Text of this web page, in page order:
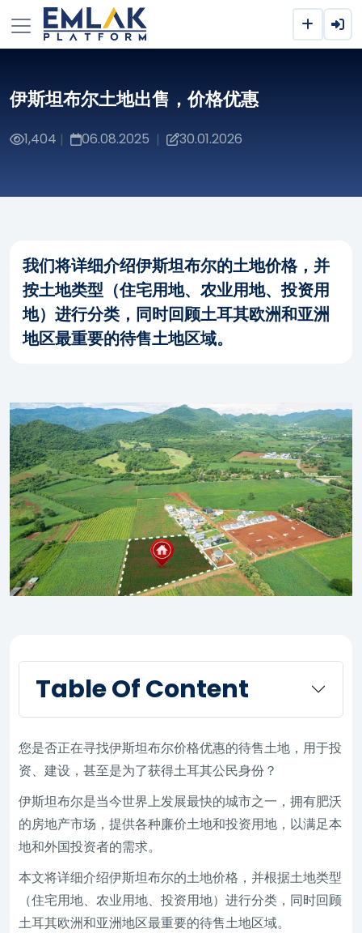
伊斯坦布尔土地出售，价格优惠
1,404 | 06.08.2025 | 30.01.2026
我们将详细介绍伊斯坦布尔的土地价格，并
按土地类型（住宅用地、农业用地、投资用
地）进行分类，同时回顾土耳其欧洲和亚洲
地区最重要的待售土地区域。
Table Of Content
您是否正在寻找伊斯坦布尔价格优惠的待售土地，用于投
资、建设，甚至是为了获得土耳其公民身份？
伊斯坦布尔是当今世界上发展最快的城市之一，拥有肥沃
的房地产市场，提供各种廉价土地和投资用地，以满足本
地和外国投资者的需求。
本文将详细介绍伊斯坦布尔的土地价格，并根据土地类型
（住宅用地、农业用地、投资用地）进行分类，同时回顾
土耳其欧洲和亚洲地区最重要的待售土地区域。